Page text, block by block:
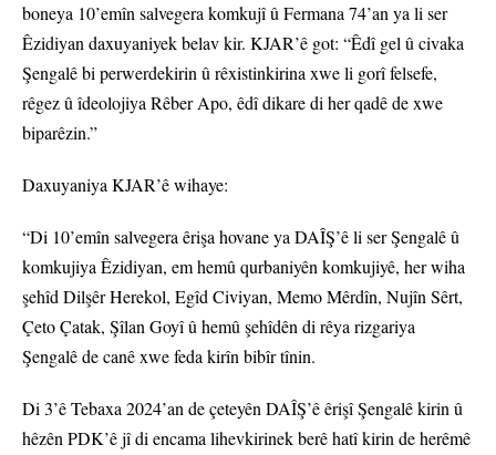
boneya 10’emîn salvegera komkujî û Fermana 74’an ya li ser
Êzidiyan daxuyaniyek belav kir. KJAR’ê got: “Êdî gel û civaka
Şengalê bi perwerdekirin û rêxistinkirina xwe li gorî felsefe,
rêgez û îdeolojiya Rêber Apo, êdî dikare di her qadê de xwe
biparêzin.”
Daxuyaniya KJAR’ê wihaye:
“Di 10’emîn salvegera êrişa hovane ya DAÎŞ’ê li ser Şengalê û
komkujiya Êzidiyan, em hemû qurbaniyên komkujiyê, her wiha
şehîd Dilşêr Herekol, Egîd Civiyan, Memo Mêrdîn, Nujîn Sêrt,
Çeto Çatak, Şîlan Goyî û hemû şehîdên di rêya rizgariya
Şengalê de canê xwe feda kirîn bibîr tînin.
Di 3’ê Tebaxa 2024’an de çeteyên DAÎŞ’ê êrişî Şengalê kirin û
hêzên PDK’ê jî di encama lihevkirinek berê hatî kirin de herêmê